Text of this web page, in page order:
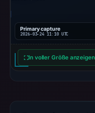
Primary capture
2026-03-24 11:10 UTC
In voller Größe anzeigen